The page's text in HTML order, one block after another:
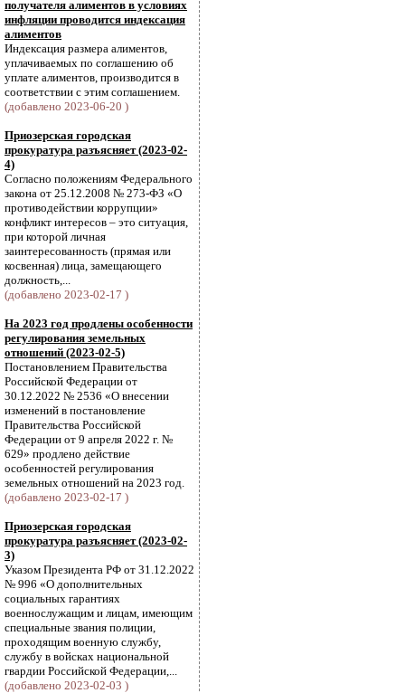
получателя алиментов в условиях
инфляции проводится индексация
алиментов
Индексация размера алиментов,
уплачиваемых по соглашению об
уплате алиментов, производится в
соответствии с этим соглашением.
(добавлено 2023-06-20 )
Приозерская городская
прокуратура разъясняет (2023-02-
4)
Согласно положениям Федерального
закона от 25.12.2008 № 273-ФЗ «О
противодействии коррупции»
конфликт интересов – это ситуация,
при которой личная
заинтересованность (прямая или
косвенная) лица, замещающего
должность,...
(добавлено 2023-02-17 )
На 2023 год продлены особенности
регулирования земельных
отношений (2023-02-5)
Постановлением Правительства
Российской Федерации от
30.12.2022 № 2536 «О внесении
изменений в постановление
Правительства Российской
Федерации от 9 апреля 2022 г. №
629» продлено действие
особенностей регулирования
земельных отношений на 2023 год.
(добавлено 2023-02-17 )
Приозерская городская
прокуратура разъясняет (2023-02-
3)
Указом Президента РФ от 31.12.2022
№ 996 «О дополнительных
социальных гарантиях
военнослужащим и лицам, имеющим
специальные звания полиции,
проходящим военную службу,
службу в войсках национальной
гвардии Российской Федерации,...
(добавлено 2023-02-03 )